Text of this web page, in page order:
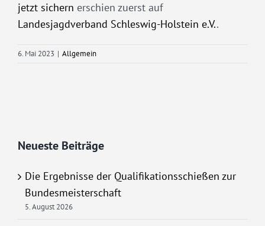
jetzt sichern erschien zuerst auf
Landesjagdverband Schleswig-Holstein e.V..
6. Mai 2023 | Allgemein
Neueste Beiträge
Die Ergebnisse der Qualifikationsschießen zur
Bundesmeisterschaft
5. August 2026